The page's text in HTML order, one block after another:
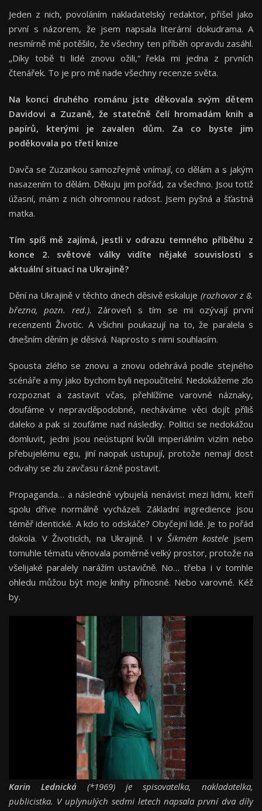
Jeden z nich, povoláním nakladatelský redaktor, přišel jako
první s názorem, že jsem napsala literární dokudrama. A
nesmírně mě potěšilo, že všechny ten příběh opravdu zasáhl.
„Díky tobě ti lidé znovu ožili,“ řekla mi jedna z prvních
čtenářek. To je pro mě nade všechny recenze světa.
Na konci druhého románu jste děkovala svým dětem
Davidovi a Zuzaně, že statečně čelí hromadám knih a
papírů, kterými je zavalen dům. Za co byste jim
poděkovala po třetí knize
Davča se Zuzankou samozřejmě vnímají, co dělám a s jakým
nasazením to dělám. Děkuju jim pořád, za všechno. Jsou totiž
úžasní, mám z nich ohromnou radost. Jsem pyšná a šťastná
matka.
Tím spíš mě zajímá, jestli v odrazu temného příběhu z
konce 2. světové války vidíte nějaké souvislosti s
aktuální situací na Ukrajině?
Dění na Ukrajině v těchto dnech děsivě eskaluje (rozhovor z 8.
března, pozn. red.). Zároveň s tím se mi ozývají první
recenzenti Životic. A všichni poukazují na to, že paralela s
dnešním děním je děsivá. Naprosto s nimi souhlasím.
Spousta zlého se znovu a znovu odehrává podle stejného
scénáře a my jako bychom byli nepoučitelní. Nedokážeme zlo
rozpoznat a zastavit včas, přehlížíme varovné náznaky,
doufáme v nepravděpodobné, necháváme věci dojít příliš
daleko a pak si zoufáme nad následky. Politici se nedokážou
domluvit, jedni jsou neústupní kvůli imperiálním vizím nebo
přebujelému egu, jiní naopak ustupují, protože nemají dost
odvahy se zlu zavčasu rázně postavit.
Propaganda… a následně vybujelá nenávist mezi lidmi, kteří
spolu dříve normálně vycházeli. Základní ingredience jsou
téměř identické. A kdo to odskáče? Obyčejní lidé. Je to pořád
dokola. V Životicích, na Ukrajině. I v Šikmém kostele jsem
tomuhle tématu věnovala poměrně velký prostor, protože na
všelijaké paralely narážím ustavičně. No… třeba i v tomhle
ohledu můžou být moje knihy přínosné. Nebo varovné. Kéž
by.
Karin Lednická (*1969) je spisovatelka, nakladatelka,
publicistka. V uplynulých sedmi letech napsala první dva díly